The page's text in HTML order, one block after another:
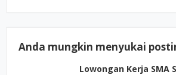
Anda mungkin menyukai
Lowongan Kerja SMA